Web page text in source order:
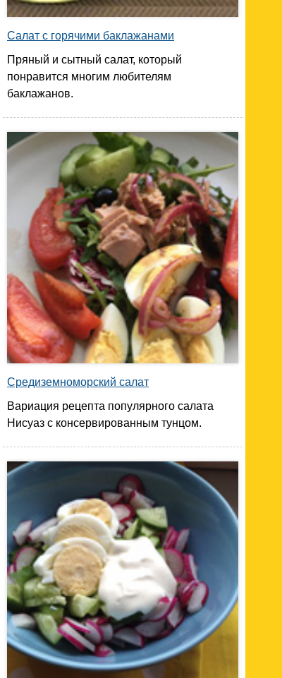
Салат с горячими баклажанами
Пряный и сытный салат, который
понравится многим любителям
баклажанов.
Средиземноморский салат
Вариация рецепта популярного салата
Нисуаз с консервированным тунцом.